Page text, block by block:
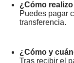
¿Cómo
Puedes pagar
transferencia.
¿Cómo y
Tras recibir el